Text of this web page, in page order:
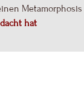
Metamorphosis
hat